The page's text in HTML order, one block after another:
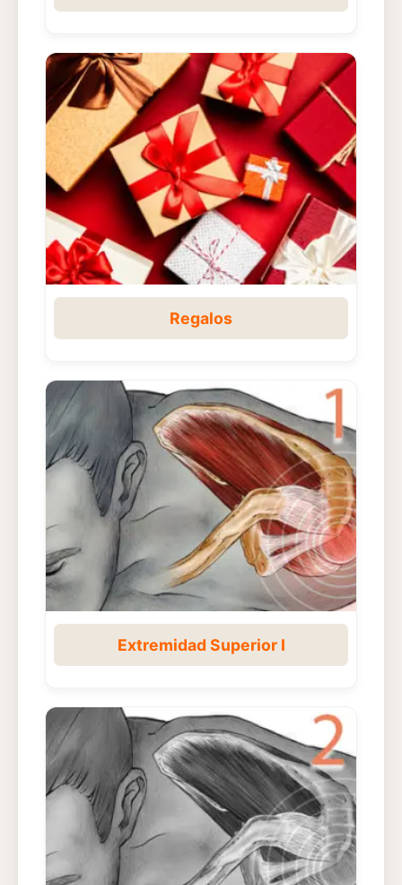
Regalos
Extremidad Superior I